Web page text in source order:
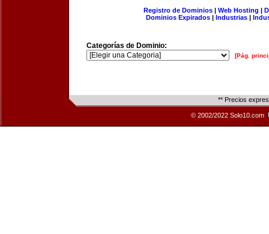
Registro de Dominios| Web Hosting |
Dominios Expirados | Industrias |
Categorías de Dominio:
[Pág.
** Precios
© 2002/2022 Solo10.com